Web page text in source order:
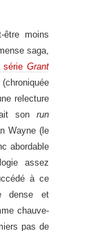
moins
saga,
sérieGrant
relecture
son run
Wayne (le
abordable
assez
à ce
dense et
chauve-
pas de